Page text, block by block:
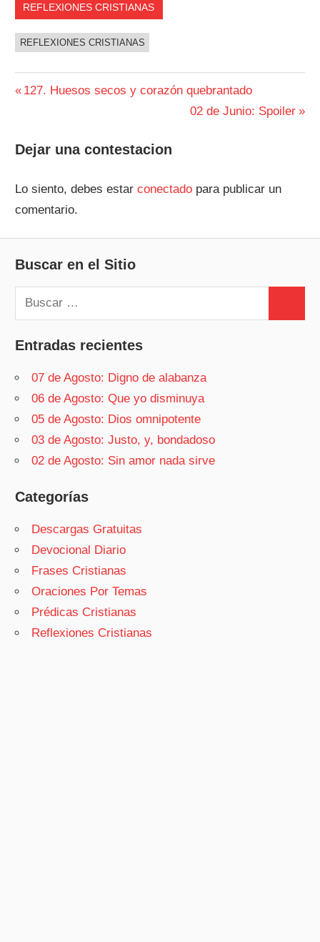
REFLEXIONES CRISTIANAS
REFLEXIONES CRISTIANAS
Navegación
entradas
Entrada
127. Huesos secos y corazón quebrantado
Siguiente
02 de Junio: Spoiler
Dejar una contestacion
Lo siento, debes estarconectado para publicar un
comentario.
Buscar en el Sitio
Buscar:
Entradas recientes
07 de Agosto: Digno de alabanza
06 de Agosto: Que yo disminuya
05 de Agosto: Dios omnipotente
03 de Agosto: Justo, y, bondadoso
02 de Agosto: Sin amor nada sirve
Categorías
Descargas Gratuitas
Devocional Diario
Frases Cristianas
Oraciones Por Temas
Prédicas Cristianas
Reflexiones Cristianas